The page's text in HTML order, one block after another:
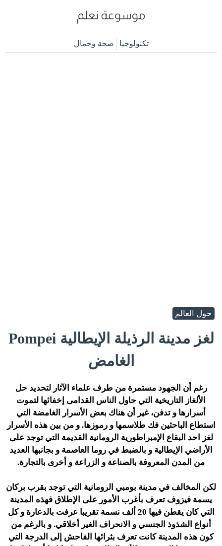
تكنولوجيا صحة وجمال
حول العالم
لغز مدينة الرذيلة الإيطالية Pompei
الغامض
رغم أن الجهود مستمرة من طرف علماء الآثار لتحديد حل
الألغاز التاريخية التي حاول الناس القدامى إخفائها لتموت
أسرارها و تدفن، غير أن هناك بعض الأسرار الغامضة التي
استطاع الباحثين فك طلاسمها و رموزها. و من بين هذه الأسرار
لغز احد البقاع الإمبراطورية الرومانية القديمة التي توجد على
الأراضي الإيطالية و بالضبط في روما العاصمة و بجانبها العديد
من المدن المعروفة بالصناعة و الزراعة و أخرى بالتجارة.
لكن المخالف في مدينة بومبي الرومانية التي توجد بقرب بركان
يسمة فيزوف تعرف بأغرب الأمور على الإطلاق فهذه المدينة
التي كان يقطن فيها 20 ألف نسمة تقريبا عرفت بالدعارة و كل
أنواع الشذوذ الجنسي و الانحراف الغير أخلاقي. و بالرغم من
كون هذه المدينة كانت تعرف بثرائها الفاحش إلى الدرجة التي